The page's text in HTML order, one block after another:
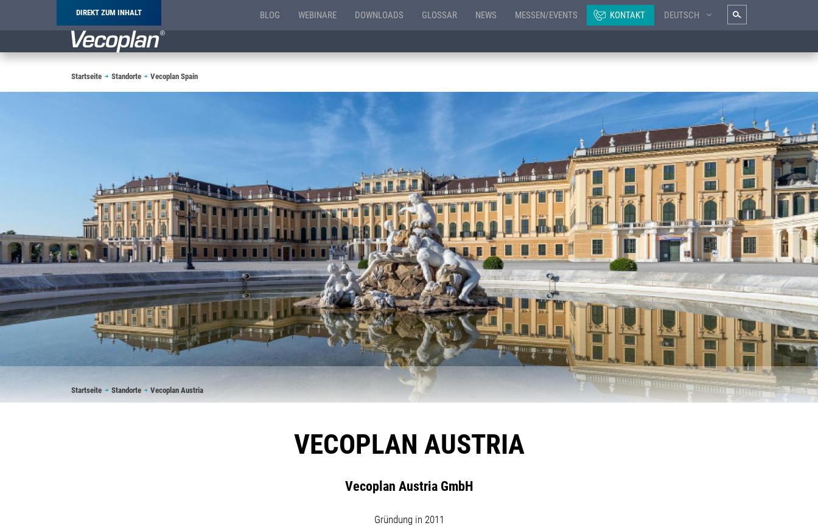
DIREKT ZUM INHALT BLOG WEBINARE DOWNLOADS GLOSSAR NEWS MESSEN/EVENTS KONTAKT DEUTSCH
Pfadnavigation
Startseite Standorte Vecoplan Spain
Pfadnavigation
Startseite Standorte Vecoplan Austria
VECOPLAN AUSTRIA
Vecoplan Austria GmbH
Gründung in 2011